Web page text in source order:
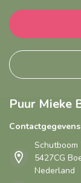
Puur Mieke
Contactgegevens
Schutboom
5427CG
Nederland